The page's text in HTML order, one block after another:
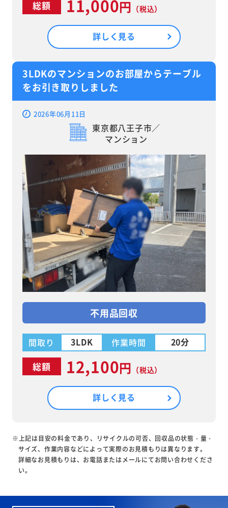
総額 11,000円 （税込）
詳しく見る
3LDKのマンションのお部屋からテーブル
をお引き取りしました
2026年06月11日
東京都八王子市／
マンション
不用品回収
間取り 3LDK 作業時間 20分
総額 12,100円 （税込）
詳しく見る
※上記は目安の料金であり、リサイクルの可否、回収品の状態・量・
サイズ、作業内容などによって実際のお見積もりは異なります。
詳細なお見積もりは、お電話またはメールにてお問い合わせくださ
い。